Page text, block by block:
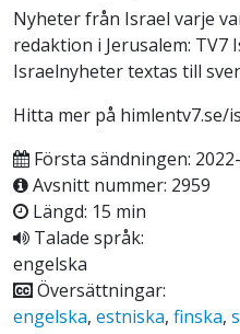
Nyheter från Israel varje
redaktion i Jerusalem: TV7
Israelnyheter textas till
Hitta mer på himlentv7.se/
Första sändningen:
Avsnitt nummer: 2959
Längd: 15 min
Talade språk:
engelska
Översättningar:
engelska, estniska, finska,